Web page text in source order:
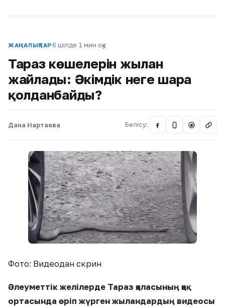
ЖАҢАЛЫҚТАР 6 шілде·1 мин оқу
Тараз көшелерін жылан
жайлады: Әкімдік неге шара
қолданбайды?
Дана Нартаева Бөлісу: @
Фото: Видеодан скрин
Әлеуметтік желілерде Тараз қаласының қақ
ортасында өріп жүрген жыландардың видеосы